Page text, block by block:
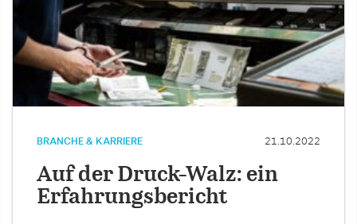
BRANCHE & KARRIERE 21.10.2022
Auf der Druck-Walz: ein
Erfahrungsbericht